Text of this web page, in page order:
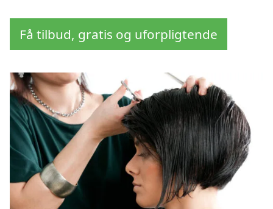
Få tilbud, gratis og uforpligtende